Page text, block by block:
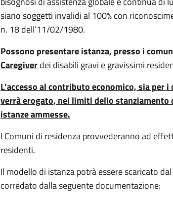
siano soggetti invalidi al 100% con
n. 18 dell’11/02/1980.
Possono presentare istanza, presso i
Caregiverdei disabili gravi e gravissimi
L’accesso al contributo economico, sia
verrà erogato, nei limiti dello stanziamento
istanze ammesse.
I Comuni di residenza provvederanno ad
residenti.
Il modello di istanza potrà essere scaricato
corredato dalla seguente documentazione: